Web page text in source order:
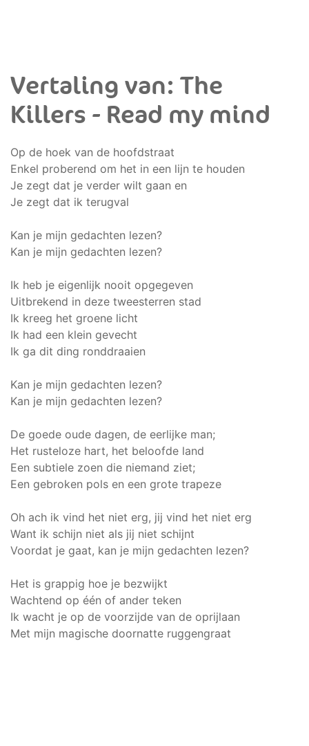
Vertaling van: The
Killers - Read my mind
Op de hoek van de hoofdstraat
Enkel proberend om het in een lijn te houden
Je zegt dat je verder wilt gaan en
Je zegt dat ik terugval
Kan je mijn gedachten lezen?
Kan je mijn gedachten lezen?
Ik heb je eigenlijk nooit opgegeven
Uitbrekend in deze tweesterren stad
Ik kreeg het groene licht
Ik had een klein gevecht
Ik ga dit ding ronddraaien
Kan je mijn gedachten lezen?
Kan je mijn gedachten lezen?
De goede oude dagen, de eerlijke man;
Het rusteloze hart, het beloofde land
Een subtiele zoen die niemand ziet;
Een gebroken pols en een grote trapeze
Oh ach ik vind het niet erg, jij vind het niet erg
Want ik schijn niet als jij niet schijnt
Voordat je gaat, kan je mijn gedachten lezen?
Het is grappig hoe je bezwijkt
Wachtend op één of ander teken
Ik wacht je op de voorzijde van de oprijlaan
Met mijn magische doornatte ruggengraat